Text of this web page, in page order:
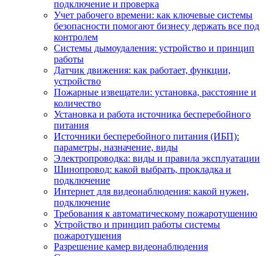
подключение и проверка
Учет рабочего времени: как ключевые системы
безопасности помогают бизнесу держать все под
контролем
Системы дымоудаления: устройство и принцип
работы
Датчик движения: как работает, функции,
устройство
Пожарные извещатели: установка, расстояние и
количество
Установка и работа источника бесперебойного
питания
Источники бесперебойного питания (ИБП):
параметры, назначение, виды
Электропроводка: виды и правила эксплуатации
Шинопровод: какой выбрать, прокладка и
подключение
Интернет для видеонаблюдения: какой нужен,
подключение
Требования к автоматическому пожаротушению
Устройство и принцип работы системы
пожаротушения
Разрешение камер видеонаблюдения